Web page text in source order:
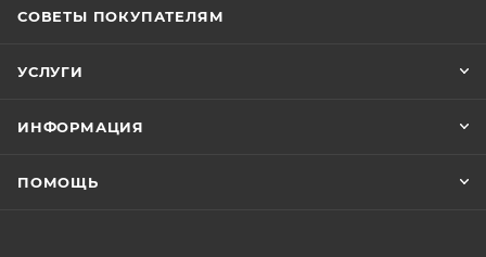
СОВЕТЫ ПОКУПАТЕЛЯМ
УСЛУГИ
ИНФОРМАЦИЯ
ПОМОЩЬ